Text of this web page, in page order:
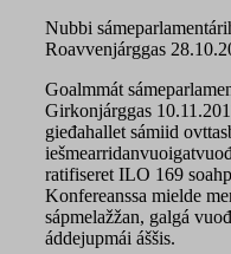
Nubbi
Roavvenjárggas
Goalmmát
Girkonjárggas
gieđahallet sámiid
ratifiseret ILO 169
Konfereanssa mielde
sápmelažžan, galgá
áddejupmái áššis.